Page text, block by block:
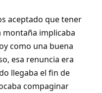
aceptado que tener
montaña implicaba
como una buena
esa renuncia era
llegaba el fin de
compaginar